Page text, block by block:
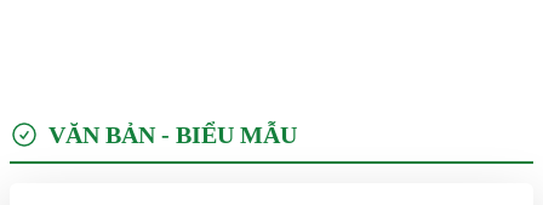
VĂN BẢN - BIỂU MẪU